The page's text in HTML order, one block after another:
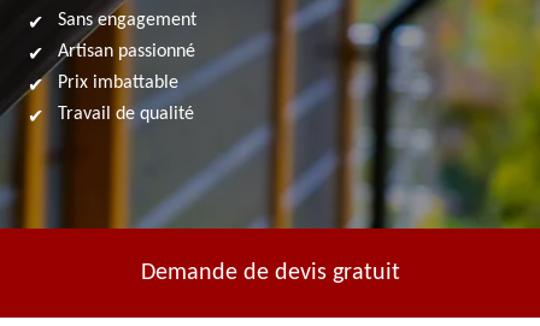
Sans engagement
Artisan passionné
Prix imbattable
Travail de qualité
Demande de devis gratuit